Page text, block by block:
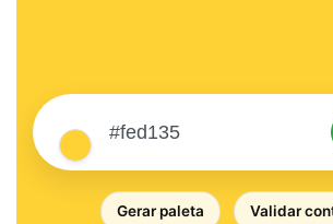
Gerar paleta Validar